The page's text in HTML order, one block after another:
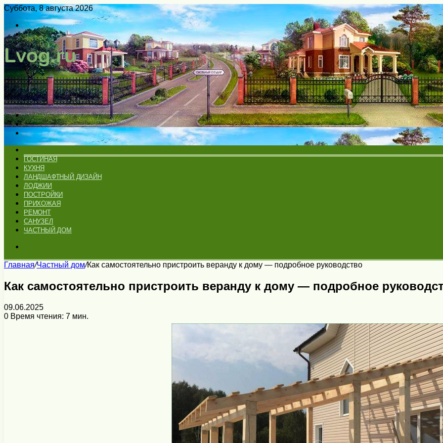
Суббота, 8 августа 2026
Войти
Switch
skin
Меню
Искать
Switch
skin
ГОСТИНАЯ
КУХНЯ
ЛАНДШАФТНЫЙ ДИЗАЙН
ЛОДЖИИ
ПОСТРОЙКИ
ПРИХОЖАЯ
РЕМОНТ
САНУЗЕЛ
ЧАСТНЫЙ ДОМ
Главная/Частный дом/Как самостоятельно пристроить веранду к дому — подробное руководство
Как самостоятельно пристроить веранду к дому — подробное
09.06.2025
0 Время чтения: 7 мин.